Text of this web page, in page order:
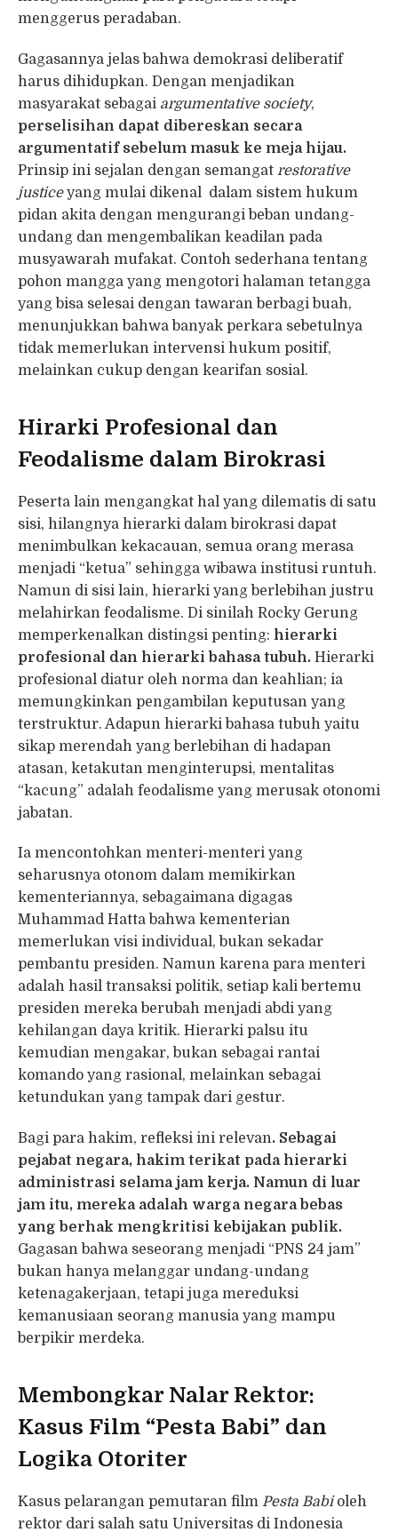
menggerus peradaban.
Gagasannya jelas bahwa demokrasi deliberatif
harus dihidupkan. Dengan menjadikan
masyarakat sebagai argumentative society,
perselisihan dapat dibereskan secara
argumentatif sebelum masuk ke meja hijau.
Prinsip ini sejalan dengan semangat restorative
justiceyang mulai dikenal dalam sistem hukum
pidan akita dengan mengurangi beban undang-
undang dan mengembalikan keadilan pada
musyawarah mufakat. Contoh sederhana tentang
pohon mangga yang mengotori halaman tetangga
yang bisa selesai dengan tawaran berbagi buah,
menunjukkan bahwa banyak perkara sebetulnya
tidak memerlukan intervensi hukum positif,
melainkan cukup dengan kearifan sosial.
Hirarki Profesional dan
Feodalisme dalam Birokrasi
Peserta lain mengangkat hal yang dilematis di satu
sisi, hilangnya hierarki dalam birokrasi dapat
menimbulkan kekacauan, semua orang merasa
menjadi “ketua” sehingga wibawa institusi runtuh.
Namun di sisi lain, hierarki yang berlebihan justru
melahirkan feodalisme. Di sinilah Rocky Gerung
memperkenalkan distingsi penting: hierarki
profesional dan hierarki bahasa tubuh. Hierarki
profesional diatur oleh norma dan keahlian; ia
memungkinkan pengambilan keputusan yang
terstruktur. Adapun hierarki bahasa tubuh yaitu
sikap merendah yang berlebihan di hadapan
atasan, ketakutan menginterupsi, mentalitas
“kacung” adalah feodalisme yang merusak otonomi
jabatan.
Ia mencontohkan menteri-menteri yang
seharusnya otonom dalam memikirkan
kementeriannya, sebagaimana digagas
Muhammad Hatta bahwa kementerian
memerlukan visi individual, bukan sekadar
pembantu presiden. Namun karena para menteri
adalah hasil transaksi politik, setiap kali bertemu
presiden mereka berubah menjadi abdi yang
kehilangan daya kritik. Hierarki palsu itu
kemudian mengakar, bukan sebagai rantai
komando yang rasional, melainkan sebagai
ketundukan yang tampak dari gestur.
Bagi para hakim, refleksi ini relevan. Sebagai
pejabat negara, hakim terikat pada hierarki
administrasi selama jam kerja. Namun di luar
jam itu, mereka adalah warga negara bebas
yang berhak mengkritisi kebijakan publik.
Gagasan bahwa seseorang menjadi “PNS 24 jam”
bukan hanya melanggar undang-undang
ketenagakerjaan, tetapi juga mereduksi
kemanusiaan seorang manusia yang mampu
berpikir merdeka.
Membongkar Nalar Rektor:
Kasus Film “Pesta Babi” dan
Logika Otoriter
Kasus pelarangan pemutaran film Pesta Babioleh
rektor dari salah satu Universitas di Indonesia